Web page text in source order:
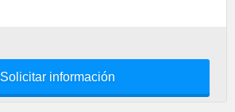
Solicitar información